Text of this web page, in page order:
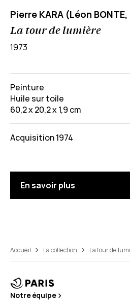
Pierre KARA (Léon
La tour de lumière
1973
Peinture
Huile sur toile
60,2 x 20,2 x 1,9 cm
Acquisition 1974
En savoir plus
Accueil La collection La tour de
Notre équipe